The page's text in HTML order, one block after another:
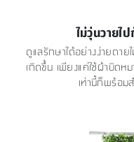
ไม่วุ่นวายไ
ดูแลรักษาได้อย่างง่ายดา
เกิดขึ้น เพียงแค่ใช้ผ้าบิดห
เท่านี้ก็พร้อม